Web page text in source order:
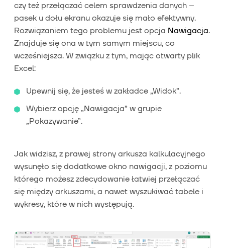
czy też przełączać celem sprawdzenia danych –
pasek u dołu ekranu okazuje się mało efektywny.
Rozwiązaniem tego problemu jest opcja Nawigacja.
Znajduje się ona w tym samym miejscu, co
wcześniejsza. W związku z tym, mając otwarty plik
Excel:
Upewnij się, że jesteś w zakładce „Widok”.
Wybierz opcję „Nawigacja” w grupie
„Pokazywanie”.
Jak widzisz, z prawej strony arkusza kalkulacyjnego
wysunęło się dodatkowe okno nawigacji, z poziomu
którego możesz zdecydowanie łatwiej przełączać
się między arkuszami, a nawet wyszukiwać tabele i
wykresy, które w nich występują.